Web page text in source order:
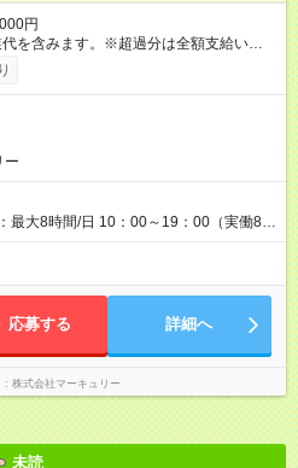
円
を含みます。※超過分は全額支給いたし
円／月 みなし残業時間 10時間／月
、当社規程により決定します。 ーー
あり、仕事での成果にあわせて昇給しま
は、上長の裁量でさらにプラスの昇給
が収入につながる環境です。 【試用
用期間の長さ：3ヶ月 雇用形態、給与は
ー
最大8時間/日 10：00～19：00（実働8時
ります。
応募する 詳細へ
株式会社マーキュリー
未読